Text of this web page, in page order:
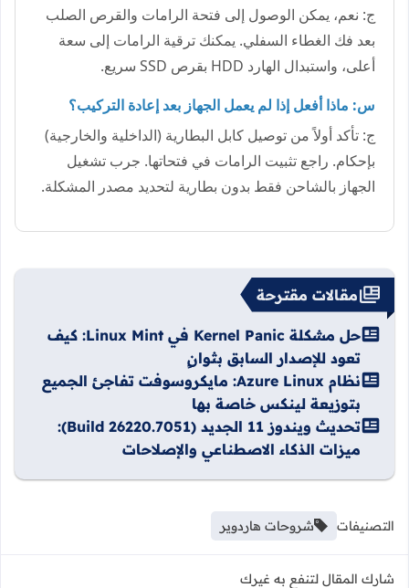
ج: نعم، يمكن الوصول إلى فتحة الرامات والقرص الصلب
بعد فك الغطاء السفلي. يمكنك ترقية الرامات إلى سعة
أعلى، واستبدال الهارد HDD بقرص SSD سريع.
س: ماذا أفعل إذا لم يعمل الجهاز بعد إعادة التركيب؟
ج: تأكد أولاً من توصيل كابل البطارية (الداخلية والخارجية)
بإحكام. راجع تثبيت الرامات في فتحاتها. جرب تشغيل
الجهاز بالشاحن فقط بدون بطارية لتحديد مصدر المشكلة.
مقالات مقترحة
حل مشكلة Kernel Panic في Linux Mint: كيف
تعود للإصدار السابق بثوانٍ
نظام Azure Linux: مايكروسوفت تفاجئ الجميع
بتوزيعة لينكس خاصة بها
تحديث ويندوز 11 الجديد (Build 26220.7051):
ميزات الذكاء الاصطناعي والإصلاحات
التصنيفات شروحات هاردوير
شارك المقال لتنفع به غيرك